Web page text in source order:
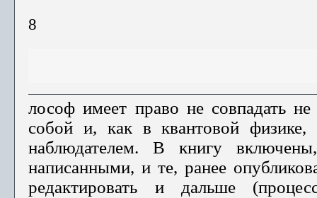
8
лософ имеет право не совпадать
собой и, как в квантовой физике,
наблюдателем. В книгу
написанными, и те, ранее
редактировать и дальше